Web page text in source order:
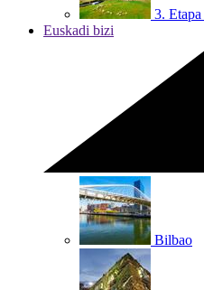
3. Etapa
Euskadi bizi
Bilbao